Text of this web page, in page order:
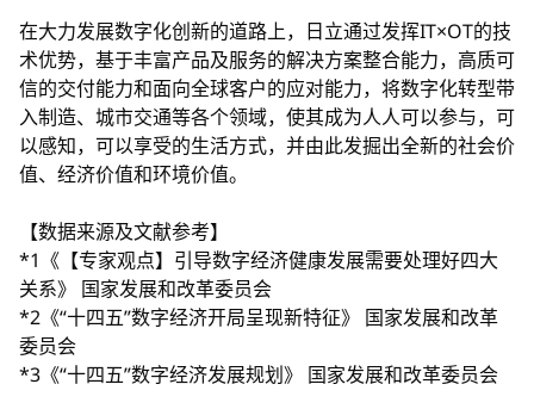
在大力发展数字化创新的道路上，日立通过发挥IT×OT的技
术优势，基于丰富产品及服务的解决方案整合能力，高质可
信的交付能力和面向全球客户的应对能力，将数字化转型带
入制造、城市交通等各个领域，使其成为人人可以参与，可
以感知，可以享受的生活方式，并由此发掘出全新的社会价
值、经济价值和环境价值。
【数据来源及文献参考】
*1《【专家观点】引导数字经济健康发展需要处理好四大
关系》 国家发展和改革委员会
*2《“十四五”数字经济开局呈现新特征》 国家发展和改革
委员会
*3《“十四五”数字经济发展规划》 国家发展和改革委员会